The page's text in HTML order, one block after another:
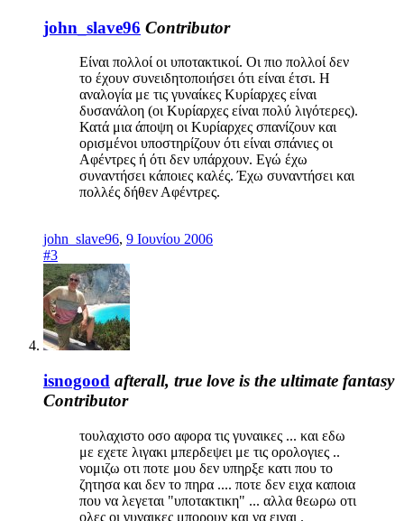
john_slave96 Contributor
Είναι πολλοί οι υποτακτικοί. Οι πιο πολλοί δεν
το έχουν συνειδητοποιήσει ότι είναι έτσι. Η
αναλογία με τις γυναίκες Κυρίαρχες είναι
δυσανάλοη (οι Κυρίαρχες είναι πολύ λιγότερες).
Κατά μια άποψη οι Κυρίαρχες σπανίζουν και
ορισμένοι υποστηρίζουν ότι είναι σπάνιες οι
Αφέντρες ή ότι δεν υπάρχουν. Εγώ έχω
συναντήσει κάποιες καλές. Έχω συναντήσει και
πολλές δήθεν Αφέντρες.
john_slave96, 9 Ιουνίου 2006
#3
isnogood afterall, true love is the ultimate fantasy
Contributor
τουλαχιστο οσο αφορα τις γυναικες ... και εδω
με εχετε λιγακι μπερδεψει με τις ορολογιες ..
νομιζω οτι ποτε μου δεν υπηρξε κατι που το
ζητησα και δεν το πηρα .... ποτε δεν ειχα καποια
που να λεγεται "υποτακτικη" ... αλλα θεωρω οτι
ολες οι γυναικες μπορουν και να ειναι .